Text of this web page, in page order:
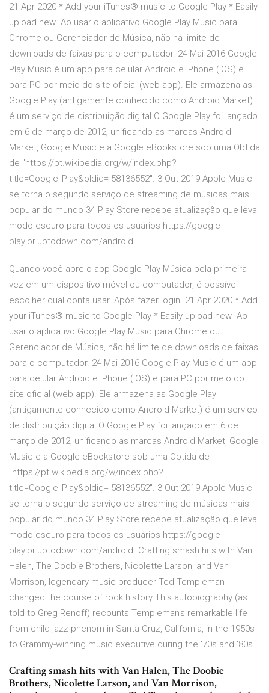
21 Apr 2020 * Add your iTunes® music to Google Play * Easily
upload new Ao usar o aplicativo Google Play Music para
Chrome ou Gerenciador de Música, não há limite de
downloads de faixas para o computador. 24 Mai 2016 Google
Play Music é um app para celular Android e iPhone (iOS) e
para PC por meio do site oficial (web app). Ele armazena as
Google Play (antigamente conhecido como Android Market)
é um serviço de distribuição digital O Google Play foi lançado
em 6 de março de 2012, unificando as marcas Android
Market, Google Music e a Google eBookstore sob uma Obtida
de "https://pt.wikipedia.org/w/index.php?
title=Google_Play&oldid= 58136552". 3 Out 2019 Apple Music
se torna o segundo serviço de streaming de músicas mais
popular do mundo 34 Play Store recebe atualização que leva
modo escuro para todos os usuários https://google-
play.br.uptodown.com/android.
Quando você abre o app Google Play Música pela primeira
vez em um dispositivo móvel ou computador, é possível
escolher qual conta usar. Após fazer login 21 Apr 2020 * Add
your iTunes® music to Google Play * Easily upload new Ao
usar o aplicativo Google Play Music para Chrome ou
Gerenciador de Música, não há limite de downloads de faixas
para o computador. 24 Mai 2016 Google Play Music é um app
para celular Android e iPhone (iOS) e para PC por meio do
site oficial (web app). Ele armazena as Google Play
(antigamente conhecido como Android Market) é um serviço
de distribuição digital O Google Play foi lançado em 6 de
março de 2012, unificando as marcas Android Market, Google
Music e a Google eBookstore sob uma Obtida de
"https://pt.wikipedia.org/w/index.php?
title=Google_Play&oldid= 58136552". 3 Out 2019 Apple Music
se torna o segundo serviço de streaming de músicas mais
popular do mundo 34 Play Store recebe atualização que leva
modo escuro para todos os usuários https://google-
play.br.uptodown.com/android. Crafting smash hits with Van
Halen, The Doobie Brothers, Nicolette Larson, and Van
Morrison, legendary music producer Ted Templeman
changed the course of rock history This autobiography (as
told to Greg Renoff) recounts Templeman's remarkable life
from child jazz phenom in Santa Cruz, California, in the 1950s
to Grammy-winning music executive during the '70s and '80s.
Crafting smash hits with Van Halen, The Doobie
Brothers, Nicolette Larson, and Van Morrison,